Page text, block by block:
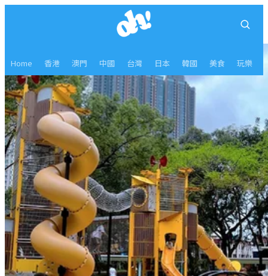
Home 香港 澳門 中國 台灣 日本 韓國 美食 玩樂